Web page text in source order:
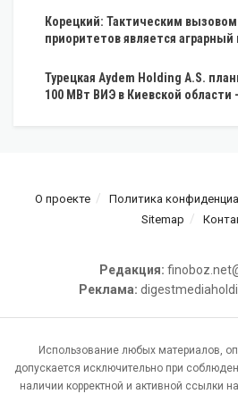
Корецкий: Тактическим
приоритетов является аграрный
Турецкая Aydem Holding A.S.
100 МВт ВИЭ в Киевской
О проекте Политика
Sitemap
Редакция:
Реклама:
Использование любых материалов,
допускается исключительно при
наличии корректной и активной ссылки